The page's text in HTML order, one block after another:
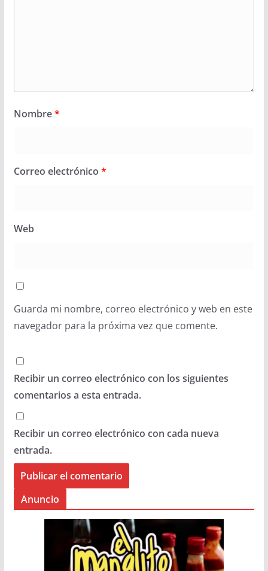
Nombre*
Correo electrónico *
Web
Guarda mi nombre, correo electrónico y web en este
navegador para la próxima vez que comente.
Recibir un correo electrónico con los siguientes
comentarios a esta entrada.
Recibir un correo electrónico con cada nueva
entrada.
Anuncio